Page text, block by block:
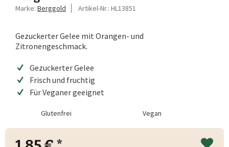
Marke: Berggold Artikel-Nr.: HL13851
Gezuckerter Gelee mit Orangen- und
Zitronengeschmack.
Gezuckerter Gelee
Frisch und fruchtig
Für Veganer geeignet
Glutenfrei Vegan